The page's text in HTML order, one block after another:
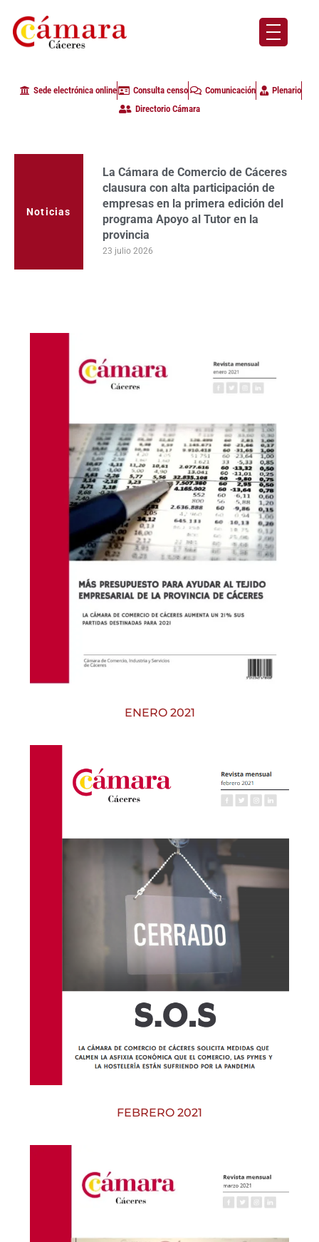
Sede electrónica online Consulta censo Comunicación
Plenario
Directorio Cámara
Noticias
La Cámara de Comercio de Cáceres
clausura con alta participación de
empresas en la primera edición del
programa Apoyo al Tutor en la
provincia
23 julio 2026
ENERO 2021
FEBRERO 2021